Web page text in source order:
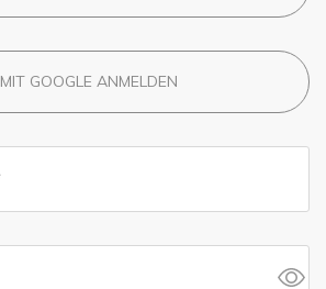
MIT GOOGLE ANMELDEN